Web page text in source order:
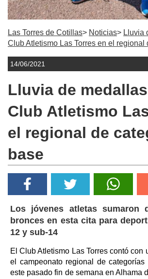
Las Torres de Cotillas Noticias
Lluvia
Club Atletismo Las Torres en el regional
14/06/2021
Lluvia de
Club Atletismo
el regional de
base
Los jóvenes atletas sumaron
bronces en esta cita para
12 y sub-14
El Club Atletismo Las Torres contó con
el campeonato regional de
este pasado fin de semana en Alhama